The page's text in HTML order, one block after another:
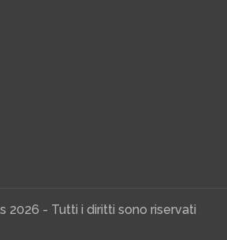
2026 - Tutti i diritti sono riservati